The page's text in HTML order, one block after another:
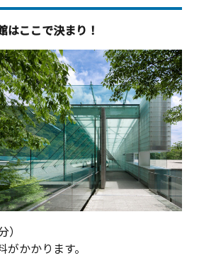
はここで決まり！
）
かかります。